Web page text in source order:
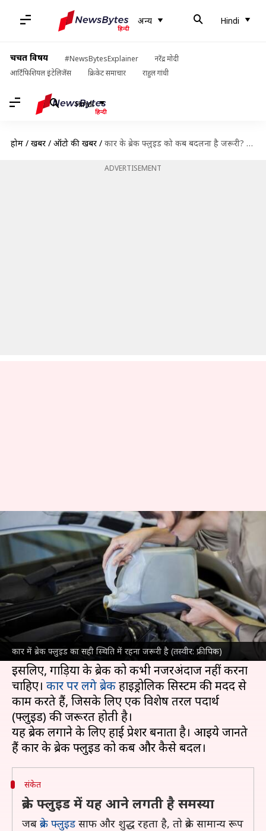
अन्य Hindi
चर्चित विषय #NewsBytesExplainer
नरेंद्र मोदी
आर्टिफिशियल इंटेलिजेंस
क्रिकेट समाचार राहुल गांधी
Hindi
होम / खबरें / ऑटो की खबरें / कार के ब्रेक फ्लुइड को कब बदलना है जरूरी? जानिए क्या है तरीका
ADVERTISEMENT
कार में ब्रेक फ्लुइड का सही स्थिति में रहना जरूरी है (तस्वीर: फ्रीपिक)
कार के ब्रेक फ्लुइड को कब बदलना है
जरूरी? जानिए क्या है तरीका
लेखन दिनेश चंद शर्मा Jun 16, 2024 01:07 pm
क्या है खबर?
कार
को सही तरह से चलाने के लिए छोटी-छोटी बातों का
ध्यान रखना जरूरी है। सुरक्षित ड्राइविंग के लिए ब्रेकिंग
सिस्टम बेहतर होना जरूरी है।
इसलिए, गाड़ियों के ब्रेक को कभी नजरअंदाज नहीं करना
चाहिए। कार पर लगे ब्रेकहाइड्रोलिक सिस्टम की मदद से
काम करते हैं, जिसके लिए एक विशेष तरल पदार्थ
(फ्लुइड) की जरूरत होती है।
यह ब्रेक लगाने के लिए हाई प्रेशर बनाता है। आइये जानते
संकेत
ब्रेक फ्लुइड में यह आने लगती है समस्या
जब ब्रेक फ्लुइड साफ और शुद्ध रहता है, तो ब्रेक सामान्य रूप